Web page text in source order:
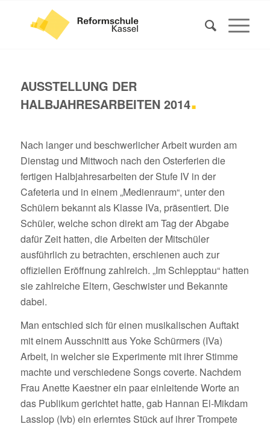
AUSSTELLUNG DER
HALBJAHRESARBEITEN 2014.
Nach langer und beschwerlicher Arbeit wurden am
Dienstag und Mittwoch nach den Osterferien die
fertigen Halbjahresarbeiten der Stufe IV in der
Cafeteria und in einem „Medienraum“, unter den
Schülern bekannt als Klasse IVa, präsentiert. Die
Schüler, welche schon direkt am Tag der Abgabe
dafür Zeit hatten, die Arbeiten der Mitschüler
ausführlich zu betrachten, erschienen auch zur
offiziellen Eröffnung zahlreich. „Im Schlepptau“ hatten
sie zahlreiche Eltern, Geschwister und Bekannte
dabei.
Man entschied sich für einen musikalischen Auftakt
mit einem Ausschnitt aus Yoke Schürmers (IVa)
Arbeit, in welcher sie Experimente mit ihrer Stimme
machte und verschiedene Songs coverte. Nachdem
Frau Anette Kaestner ein paar einleitende Worte an
das Publikum gerichtet hatte, gab Hannan El-Mikdam
Lasslop (Ivb) ein erlerntes Stück auf ihrer Trompete